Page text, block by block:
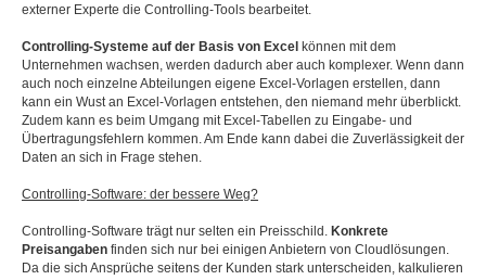
externer Experte die Controlling-Tools bearbeitet.
Controlling-Systeme auf der Basis von Excel können mit dem
Unternehmen wachsen, werden dadurch aber auch komplexer. Wenn dann
auch noch einzelne Abteilungen eigene Excel-Vorlagen erstellen, dann
kann ein Wust an Excel-Vorlagen entstehen, den niemand mehr überblickt.
Zudem kann es beim Umgang mit Excel-Tabellen zu Eingabe- und
Übertragungsfehlern kommen. Am Ende kann dabei die Zuverlässigkeit der
Daten an sich in Frage stehen.
Controlling-Software: der bessere Weg?
Controlling-Software trägt nur selten ein Preisschild. Konkrete
Preisangaben finden sich nur bei einigen Anbietern von Cloudlösungen.
Da die sich Ansprüche seitens der Kunden stark unterscheiden, kalkulieren